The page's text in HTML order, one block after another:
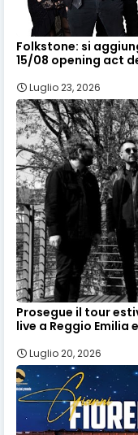
Folkstone: si
15/08 opening act
Luglio 23, 2026
Prosegue il tour
live a Reggio Emilia
Luglio 20, 2026